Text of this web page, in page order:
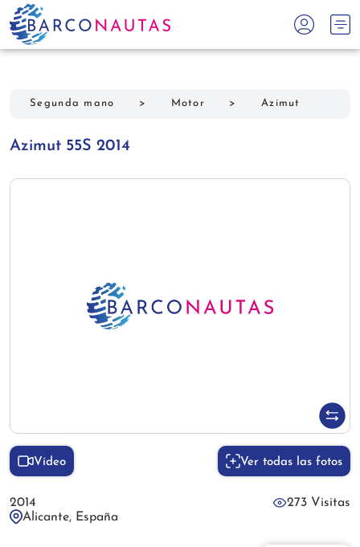
Segunda mano > Motor > Azimut
Azimut 55S 2014
Vídeo Ver todas las fotos
2014
273 Visitas
Alicante, España